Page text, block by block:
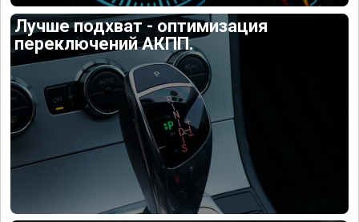
Лучше подхват - оптимизация
переключений АКПП.